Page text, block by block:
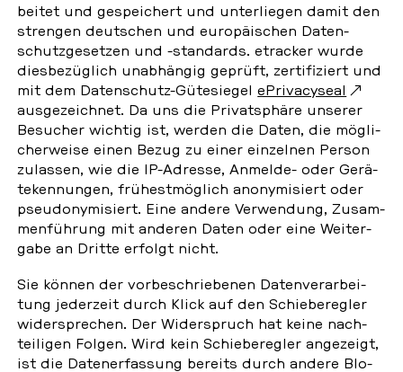
bei­tet und ge­spei­chert und un­ter­lie­gen damit den
stren­gen deut­schen und eu­ro­päi­schen Da­ten­
schutz­ge­set­zen und -stan­dards. etra­cker wurde
dies­be­züg­lich un­ab­hän­gig geprüft, zer­ti­fi­ziert und
mit dem Da­ten­schutz-Gü­te­sie­gelePri­va­cy­se­al
aus­ge­zeich­net. Da uns die Pri­vat­sphä­re unserer
Be­su­cher wichtig ist, werden die Daten, die mög­li­
cher­wei­se einen Bezug zu einer ein­zel­nen Person
zu­las­sen, wie die IP-Adresse, Anmelde- oder Ge­rä­
te­ken­nun­gen, frü­hest­mög­lich an­ony­mi­siert oder
pseud­ony­mi­siert. Eine andere Ver­wen­dung, Zu­sam­
men­füh­rung mit anderen Daten oder eine Wei­ter­
ga­be an Dritte erfolgt nicht.
Sie können der vor­be­schrie­be­nen Da­ten­ver­ar­bei­
tung je­der­zeit durch Klick auf den Schie­be­reg­ler
wi­der­spre­chen. Der Wi­der­spruch hat keine nach­
tei­li­gen Folgen. Wird kein Schie­be­reg­ler an­ge­zeigt,
ist die Da­ten­er­fas­sung bereits durch andere Blo­